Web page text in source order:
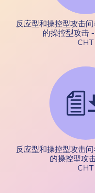
反应型和操控型攻击
的操控型攻击
CHT
反应型和操控型攻击
的操控型攻
CHT